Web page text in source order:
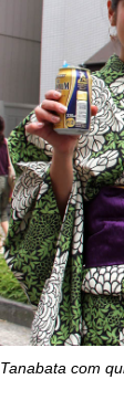
Tanabata com